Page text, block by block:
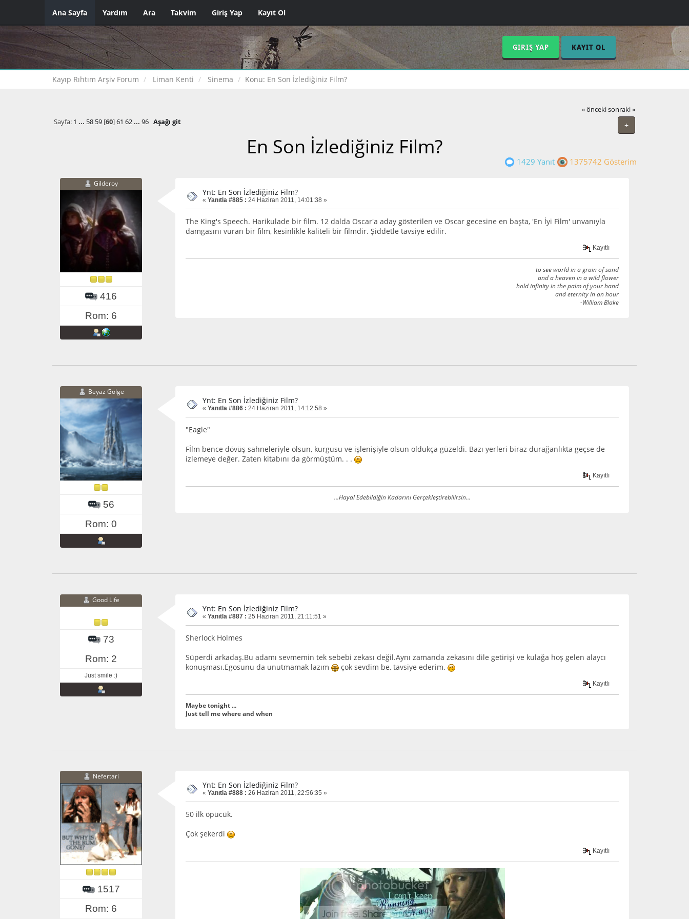
Ana Sayfa Yardım Ara Takvim Giriş Yap Kayıt Ol
GIRIŞ YAP KAYIT OL
Kayıp Rıhtım Arşiv Forum Liman Kenti Sinema Konu: En Son İzlediğiniz Film?
« önceki sonraki »
+
Sayfa: 1 ... 58 59[60]61 62 ... 96 Aşağı git
En Son İzlediğiniz Film?
1429 Yanıt 1375742 Gösterim
Gilderoy
416
Rom: 6
Ynt: En Son İzlediğiniz Film?
« Yanıtla #885 : 24 Haziran 2011, 14:01:38 »
The King's Speech. Harikulade bir film. 12 dalda Oscar'a aday gösterilen ve Oscar gecesine en başta, 'En İyi Film' unvanıyla
damgasını vuran bir film, kesinlikle kaliteli bir filmdir. Şiddetle tavsiye edilir.
Kayıtlı
to see world in a grain of sand
and a heaven in a wild flower
hold infinity in the palm of your hand
and eternity in an hour
-William Blake
Beyaz Gölge
56
Rom: 0
Ynt: En Son İzlediğiniz Film?
« Yanıtla #886 : 24 Haziran 2011, 14:12:58 »
"Eagle"
Fİlm bence dövüş sahneleriyle olsun, kurgusu ve işlenişiyle olsun oldukça güzeldi. Bazı yerleri biraz durağanlıkta geçse de
izlemeye değer. Zaten kitabını da görmüştüm. . .
Kayıtlı
...Hayal Edebildiğin Kadarını Gerçekleştirebilirsin...
Good Life
73
Rom: 2
Just smile :)
Ynt: En Son İzlediğiniz Film?
« Yanıtla #887 : 25 Haziran 2011, 21:11:51 »
Sherlock Holmes
Süperdi arkadaş.Bu adamı sevmemin tek sebebi zekası değil.Aynı zamanda zekasını dile getirişi ve kulağa hoş gelen alaycı
konuşması.Egosunu da unutmamak lazım
çok sevdim be, tavsiye ederim.
Kayıtlı
Maybe tonight ...
Just tell me where and when
Nefertari
1517
Rom: 6
Ynt: En Son İzlediğiniz Film?
« Yanıtla #888 : 26 Haziran 2011, 22:56:35 »
50 ilk öpücük.
Çok şekerdi
Kayıtlı